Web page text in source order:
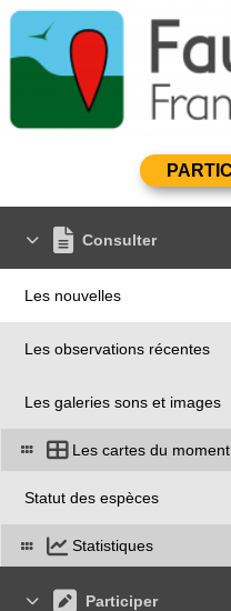
Consulter
Les nouvelles
Les observations récentes
Les galeries sons et images
Les cartes du moment
Statut des espèces
Statistiques
Participer